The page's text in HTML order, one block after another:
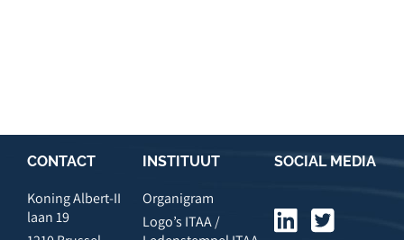
CONTACT
Koning Albert-II
laan 19
INSTITUUT
Organigram
Logo’s ITAA /
SOCIAL MEDIA